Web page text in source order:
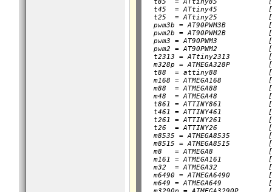
t45  = ATtiny45
t25  = ATtiny25
pwm3b = AT90PWM3B
pwm2b = AT90PWM2B
pwm3 = AT90PWM3
pwm2 = AT90PWM2
t2313 = ATtiny2313
m328p = ATMEGA328P
t88  = attiny88
m168 = ATMEGA168
m88  = ATMEGA88
m48  = ATMEGA48
t861 = ATTINY861
t461 = ATTINY461
t261 = ATTINY261
t26  = ATTINY26
m8535 = ATMEGA8535
m8515 = ATMEGA8515
m8   = ATMEGA8
m161 = ATMEGA161
m32  = ATMEGA32
m6490 = ATMEGA6490
m649 = ATMEGA649